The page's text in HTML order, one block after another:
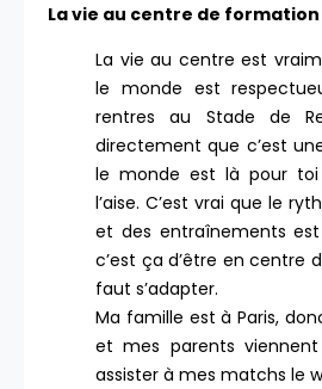
La vie au centre de formation
La vie au centre est
le monde est
rentres au Stade de
directement que c’est
le monde est là pour
l’aise. C’est vrai que le
et des entraînements
c’est ça d’être en centre
faut s’adapter.
Ma famille est à Paris,
et mes parents
assister à mes matchs le